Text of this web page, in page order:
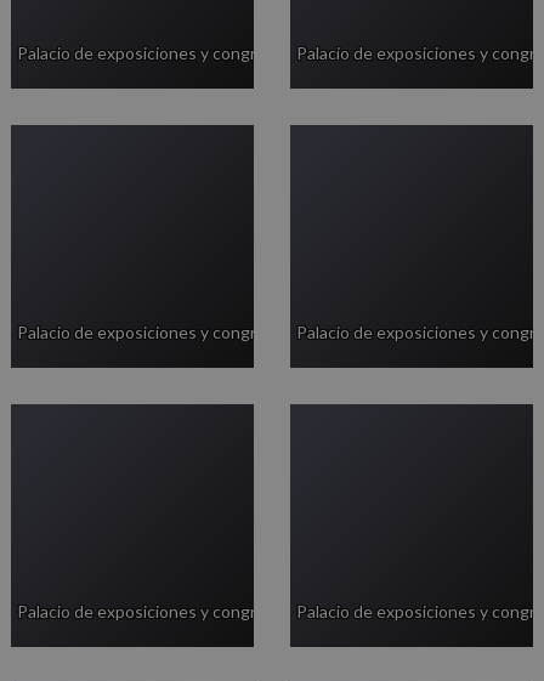
Palacio de exposiciones y congresos Palacio de exposiciones y
Palacio de exposiciones y congresos Palacio de exposiciones y
Palacio de exposiciones y congresos Palacio de exposiciones y